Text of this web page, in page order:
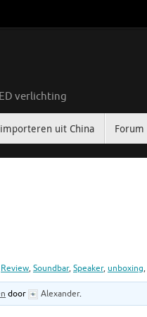
verlichting
uit China Forum
Review, Soundbar, Speaker, unboxing,
door Alexander.